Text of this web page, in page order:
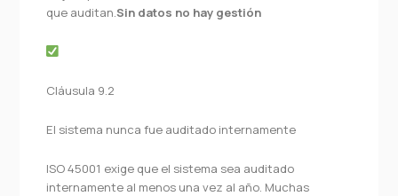
que auditan.Sin datos no hay gestión
Cláusula 9.2
El sistema nunca fue auditado internamente
ISO 45001 exige que el sistema sea auditado
internamente al menos una vez al año. Muchas